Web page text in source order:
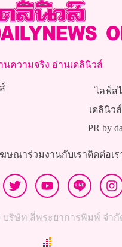
นความจริง อ่านเดลินิวส์
ไลฟ์ส
เดลินิว
PR by
ษณาร่วมงานกับเราติดต่อเร
บริษัท สี่พระยาการพิมพ์ จำกั